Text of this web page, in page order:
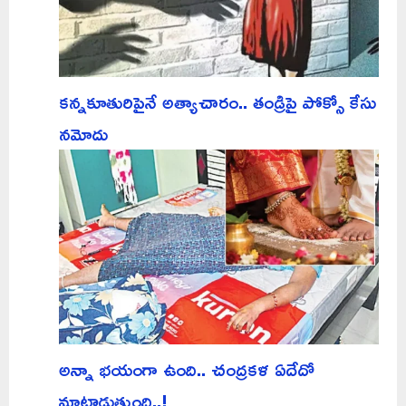
కన్నకూతురిపైనే అత్యాచారం.. తండ్రిపై పోక్సో కేసు
నమోదు
అన్నా భయంగా ఉంది.. చంద్రకళ ఏదేదో